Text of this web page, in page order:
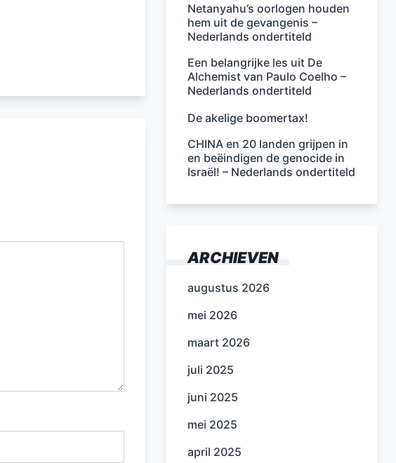
Netanyahu’s oorlogen houden
hem uit de gevangenis –
Nederlands ondertiteld
Een belangrijke les uit De
Alchemist van Paulo Coelho –
Nederlands ondertiteld
De akelige boomertax!
CHINA en 20 landen grijpen in
en beëindigen de genocide in
Israël! – Nederlands ondertiteld
ARCHIEVEN
augustus 2026
mei 2026
maart 2026
juli 2025
juni 2025
mei 2025
april 2025